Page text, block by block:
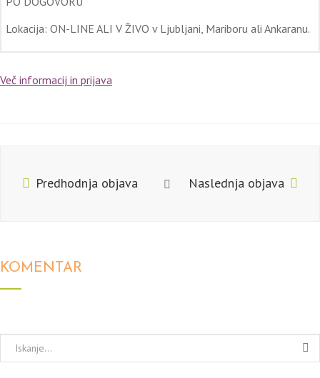
Lokacija: ON-LINE ALI V ŽIVO v Ljubljani, Mariboru ali Ankaranu.
Več informacij in prijava
Predhodnja objava Naslednja objava
KOMENTAR